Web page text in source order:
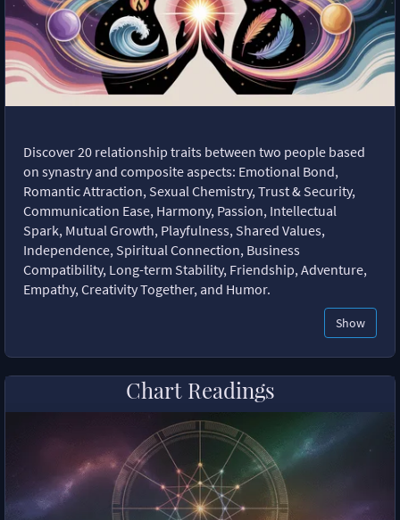
Discover 20 relationship traits between two people based
on synastry and composite aspects: Emotional Bond,
Romantic Attraction, Sexual Chemistry, Trust & Security,
Communication Ease, Harmony, Passion, Intellectual
Spark, Mutual Growth, Playfulness, Shared Values,
Independence, Spiritual Connection, Business
Compatibility, Long-term Stability, Friendship, Adventure,
Empathy, Creativity Together, and Humor.
Show
Chart Readings